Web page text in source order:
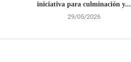
iniciativa para culminación y...
29/05/2026